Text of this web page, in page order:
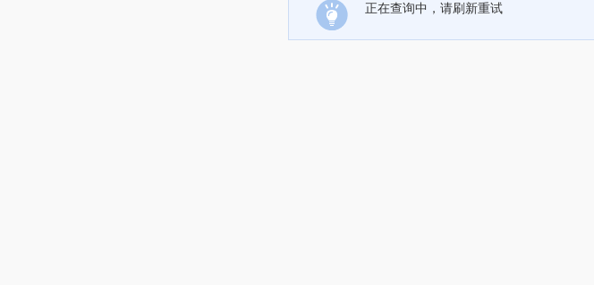
正在查询中，请刷新重试